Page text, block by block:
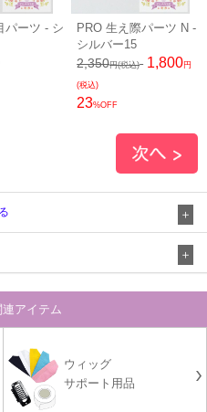
パーツ - シ
PRO 生え際パーツ N -
シルバー15
2,350円(税込) 1,800円
(税込)
23%OFF
アイテム
ウィッグ
サポート用品